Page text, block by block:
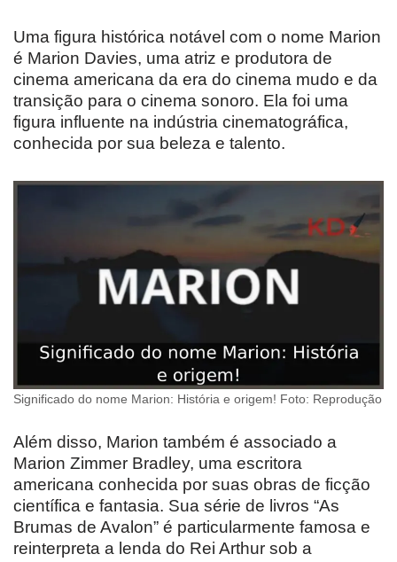
Uma figura histórica notável com o nome Marion
é Marion Davies, uma atriz e produtora de
cinema americana da era do cinema mudo e da
transição para o cinema sonoro. Ela foi uma
figura influente na indústria cinematográfica,
conhecida por sua beleza e talento.
Significado do nome Marion: História e origem! Foto: Reprodução
Além disso, Marion também é associado a
Marion Zimmer Bradley, uma escritora
americana conhecida por suas obras de ficção
científica e fantasia. Sua série de livros “As
Brumas de Avalon” é particularmente famosa e
reinterpreta a lenda do Rei Arthur sob a